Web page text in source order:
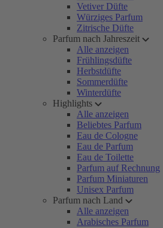
Vetiver Düfte
Würziges Parfum
Zitrische Düfte
Parfum nach Jahreszeit
Alle anzeigen
Frühlingsdüfte
Herbstdüfte
Sommerdüfte
Winterdüfte
Highlights
Alle anzeigen
Beliebtes Parfum
Eau de Cologne
Eau de Parfum
Eau de Toilette
Parfum auf Rechnung
Parfum Miniaturen
Unisex Parfum
Parfum nach Land
Alle anzeigen
Arabisches Parfum